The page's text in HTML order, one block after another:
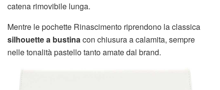
catena rimovibile lunga.
Mentre le pochette Rinascimento riprendono la classica
silhouette a bustinacon chiusura a calamita, sempre
nelle tonalità pastello tanto amate dal brand.